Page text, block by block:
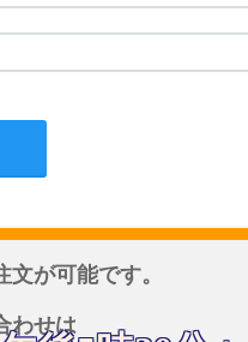
が可能です。
わせは